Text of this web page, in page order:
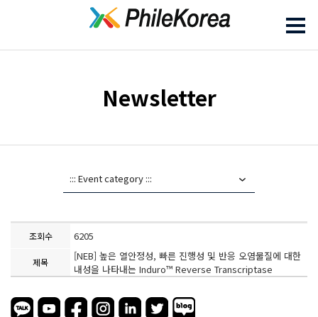
Newsletter
조회수 6205
제목
[NEB] 높은 열안정성, 빠른 진행성 및 반응 오염물질에 대한
내성을 나타내는 Induro™ Reverse Transcriptase